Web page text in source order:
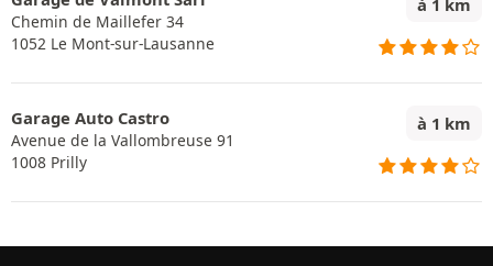
Chemin de Maillefer 34
1052 Le Mont-sur-Lausanne
Garage Auto Castro
Avenue de la Vallombreuse 91
1008 Prilly
à 1 km